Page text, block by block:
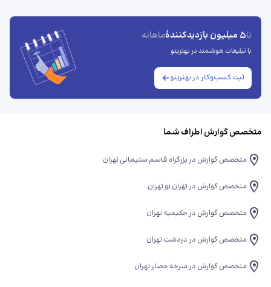
تا5 میلیون بازدیدکنندهٔ ماهانه
با تبلیغات هوشمند در بهترینو
ثبت کسب‌وکار در بهترینو
متخصص گوارش اطراف شما
متخصص گوارش در بزرگراه قاسم سلیمانی تهران
متخصص گوارش در تهران نو تهران
متخصص گوارش در حکیمیه تهران
متخصص گوارش در دردشت تهران
متخصص گوارش در سرخه حصار تهران